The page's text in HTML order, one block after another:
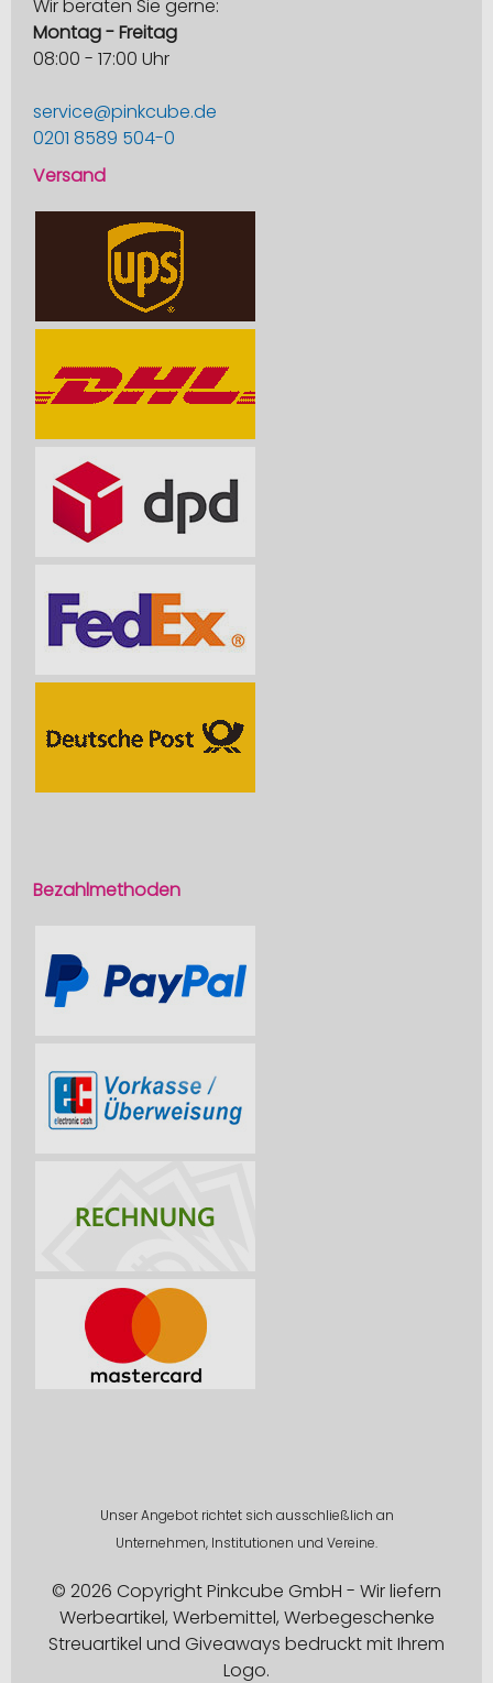
Wir beraten Sie gerne:
Montag - Freitag
08:00 - 17:00 Uhr
service@pinkcube.de
0201 8589 504-0
Versand
Bezahlmethoden
Unser Angebot richtet sich ausschließlich an
Unternehmen, Institutionen und Vereine.
© 2026 Copyright Pinkcube GmbH - Wir liefern
Werbeartikel, Werbemittel, Werbegeschenke
Streuartikel und Giveaways bedruckt mit Ihrem
Logo.